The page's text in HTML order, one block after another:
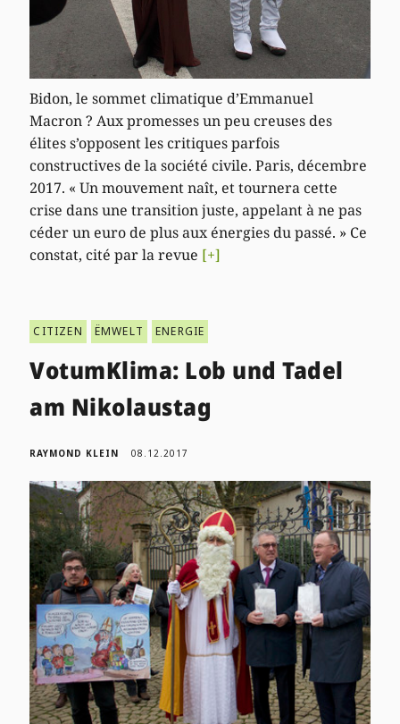
Bidon, le sommet climatique d’Emmanuel
Macron ? Aux promesses un peu creuses des
élites s’opposent les critiques parfois
constructives de la société civile. Paris, décembre
2017. « Un mouvement naît, et tournera cette
crise dans une transition juste, appelant à ne pas
céder un euro de plus aux énergies du passé. » Ce
constat, cité par la revue [+]
CITIZEN ËMWELT ENERGIE
VotumKlima: Lob und Tadel
am Nikolaustag
RAYMOND KLEIN 08.12.2017